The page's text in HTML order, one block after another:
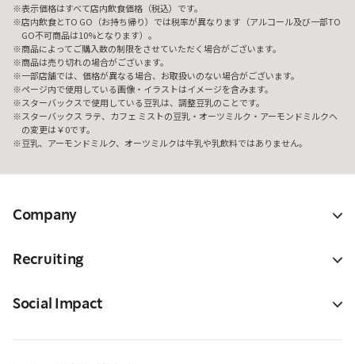
表示価格はすべて店内飲食価格（税込）です。
店内飲食とTO GO（お持ち帰り）では税率が異なります（アルコール及び一部TO
GO不可商品は10%となります）。
商品によってご購入数の制限をさせていただく場合がございます。
商品は売り切れの場合がございます。
一部店舗では、価格が異なる場合、お取扱いのない場合がございます。
ページ内で使用している画像・イラストはイメージを含みます。
スターバックスで使用している豆乳は、調整豆乳のことです。
スターバックス ラテ、カフェ ミストの豆乳・オーツミルク・アーモンドミルクへ
の変更は￥0です。
豆乳、アーモンドミルク、オーツミルクは牛乳や乳飲料ではありません。
Company
Recruiting
Social Impact